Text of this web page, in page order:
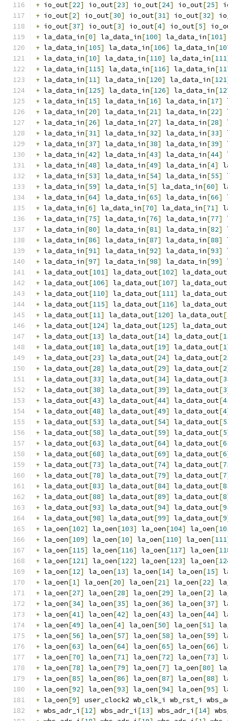
+ io_out[22] io_out[23] io_out[24] io_out[25]
+ io_out[2] io_out[30] io_out[31] io_out[32]
+ io_out[37] io_out[3] io_out[4] io_out[5]
+ la_data_in[0] la_data_in[100] la_data_in[101]
+ la_data_in[105] la_data_in[106] la_data_in[
+ la_data_in[10] la_data_in[110] la_data_in[111
+ la_data_in[115] la_data_in[116] la_data_in[
+ la_data_in[11] la_data_in[120] la_data_in[121
+ la_data_in[125] la_data_in[126] la_data_in[
+ la_data_in[15] la_data_in[16] la_data_in[17]
+ la_data_in[20] la_data_in[21] la_data_in[22]
+ la_data_in[26] la_data_in[27] la_data_in[28]
+ la_data_in[31] la_data_in[32] la_data_in[33]
+ la_data_in[37] la_data_in[38] la_data_in[39]
+ la_data_in[42] la_data_in[43] la_data_in[44]
+ la_data_in[48] la_data_in[49] la_data_in[4]
+ la_data_in[53] la_data_in[54] la_data_in[55]
+ la_data_in[59] la_data_in[5] la_data_in[60]
+ la_data_in[64] la_data_in[65] la_data_in[66]
+ la_data_in[6] la_data_in[70] la_data_in[71]
+ la_data_in[75] la_data_in[76] la_data_in[77]
+ la_data_in[80] la_data_in[81] la_data_in[82]
+ la_data_in[86] la_data_in[87] la_data_in[88]
+ la_data_in[91] la_data_in[92] la_data_in[93]
+ la_data_in[97] la_data_in[98] la_data_in[99]
+ la_data_out[101] la_data_out[102] la_data_out
+ la_data_out[106] la_data_out[107] la_data_out
+ la_data_out[110] la_data_out[111] la_data_out
+ la_data_out[115] la_data_out[116] la_data_out
+ la_data_out[11] la_data_out[120] la_data_out[
+ la_data_out[124] la_data_out[125] la_data_out
+ la_data_out[13] la_data_out[14] la_data_out[
+ la_data_out[18] la_data_out[19] la_data_out[1
+ la_data_out[23] la_data_out[24] la_data_out[
+ la_data_out[28] la_data_out[29] la_data_out[2
+ la_data_out[33] la_data_out[34] la_data_out[
+ la_data_out[38] la_data_out[39] la_data_out[3
+ la_data_out[43] la_data_out[44] la_data_out[
+ la_data_out[48] la_data_out[49] la_data_out[4
+ la_data_out[53] la_data_out[54] la_data_out[
+ la_data_out[58] la_data_out[59] la_data_out[5
+ la_data_out[63] la_data_out[64] la_data_out[
+ la_data_out[68] la_data_out[69] la_data_out[6
+ la_data_out[73] la_data_out[74] la_data_out[
+ la_data_out[78] la_data_out[79] la_data_out[7
+ la_data_out[83] la_data_out[84] la_data_out[
+ la_data_out[88] la_data_out[89] la_data_out[8
+ la_data_out[93] la_data_out[94] la_data_out[
+ la_data_out[98] la_data_out[99] la_data_out[9
+ la_oen[102] la_oen[103] la_oen[104] la_oen[
+ la_oen[109] la_oen[10] la_oen[110] la_oen[111
+ la_oen[115] la_oen[116] la_oen[117] la_oen[
+ la_oen[121] la_oen[122] la_oen[123] la_oen[
+ la_oen[12] la_oen[13] la_oen[14] la_oen[15]
+ la_oen[1] la_oen[20] la_oen[21] la_oen[22]
+ la_oen[27] la_oen[28] la_oen[29] la_oen[2]
+ la_oen[34] la_oen[35] la_oen[36] la_oen[37]
+ la_oen[41] la_oen[42] la_oen[43] la_oen[44]
+ la_oen[49] la_oen[4] la_oen[50] la_oen[51]
+ la_oen[56] la_oen[57] la_oen[58] la_oen[59]
+ la_oen[63] la_oen[64] la_oen[65] la_oen[66]
+ la_oen[70] la_oen[71] la_oen[72] la_oen[73]
+ la_oen[78] la_oen[79] la_oen[7] la_oen[80]
+ la_oen[85] la_oen[86] la_oen[87] la_oen[88]
+ la_oen[92] la_oen[93] la_oen[94] la_oen[95]
+ la_oen[9]
user_clock2 wb_clk_i wb_rst_i
+ wbs_adr_i [12] wbs_adr_i [13] wbs_adr_i [14]